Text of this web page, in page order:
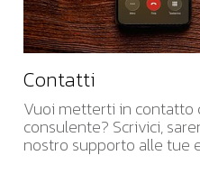
Contatti
Vuoi metterti in contatto
consulente? Scrivici,
nostro supporto alle tue